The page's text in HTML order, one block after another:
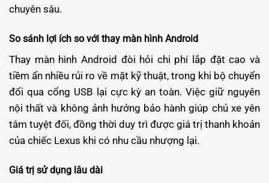
chuyên sâu.
So sánh lợi ích so với thay màn hình Android
Thay màn hình Android đòi hỏi chi phí lắp đặt cao và
tiềm ẩn nhiều rủi ro về mặt kỹ thuật, trong khi bộ chuyển
đổi qua cổng USB lại cực kỳ an toàn. Việc giữ nguyên
nội thất và không ảnh hưởng bảo hành giúp chủ xe yên
tâm tuyệt đối, đồng thời duy trì được giá trị thanh khoản
của chiếc Lexus khi có nhu cầu nhượng lại.
Giá trị sử dụng lâu dài